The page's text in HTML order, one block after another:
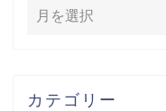
カテゴリー